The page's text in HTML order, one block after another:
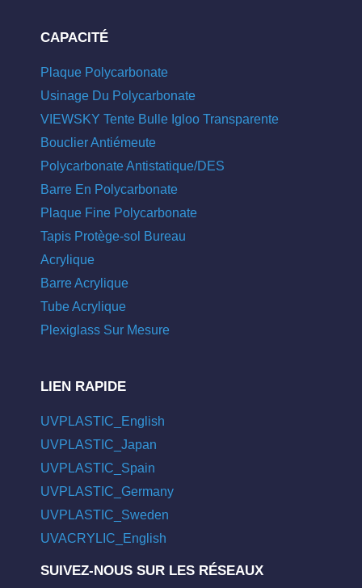
CAPACITÉ
Plaque Polycarbonate
Usinage Du Polycarbonate
VIEWSKY Tente Bulle Igloo Transparente
Bouclier Antiémeute
Polycarbonate Antistatique/DES
Barre En Polycarbonate
Plaque Fine Polycarbonate
Tapis Protège-sol Bureau
Acrylique
Barre Acrylique
Tube Acrylique
Plexiglass Sur Mesure
LIEN RAPIDE
UVPLASTIC_English
UVPLASTIC_Japan
UVPLASTIC_Spain
UVPLASTIC_Germany
UVPLASTIC_Sweden
UVACRYLIC_English
SUIVEZ-NOUS SUR LES RÉSEAUX